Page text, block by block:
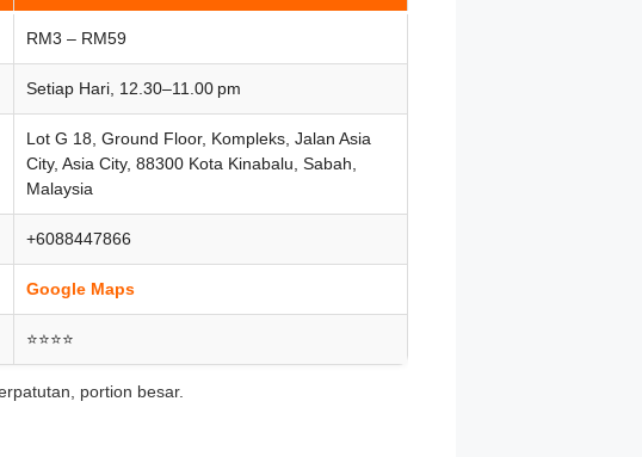
RM3 – RM59
Setiap Hari, 12.30–11.00 pm
Lot G 18, Ground Floor, Kompleks, Jalan Asia
City, Asia City, 88300 Kota Kinabalu, Sabah,
Malaysia
+6088447866
Google Maps
⭐⭐⭐⭐
portion besar.